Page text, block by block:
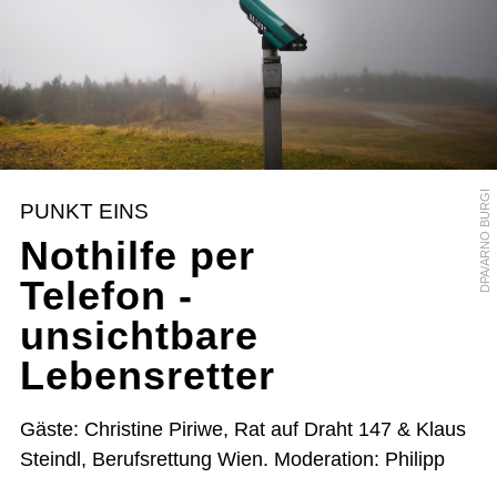
DPA/ARNO BURGI
PUNKT EINS
Nothilfe per
Telefon -
unsichtbare
Lebensretter
Gäste: Christine Piriwe, Rat auf Draht 147 & Klaus
Steindl, Berufsrettung Wien. Moderation: Philipp